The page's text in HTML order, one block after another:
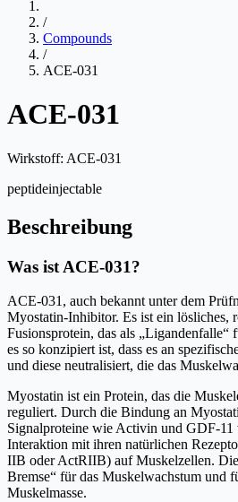
/
Compounds
/
ACE-031
ACE-031
Wirkstoff: ACE-031
peptideinjectable
Beschreibung
Was ist ACE-031?
ACE-031, auch bekannt unter dem
Myostatin-Inhibitor. Es ist ein lösliches,
Fusionsprotein, das als „Ligandenfalle“
es so konzipiert ist, dass es an
und diese neutralisiert, die das
Myostatin ist ein Protein, das die
reguliert. Durch die Bindung an
Signalproteine wie Activin und GDF-
Interaktion mit ihren natürlichen
IIB oder ActRIIB) auf Muskelzellen.
Bremse“ für das Muskelwachstum und
Muskelmasse.